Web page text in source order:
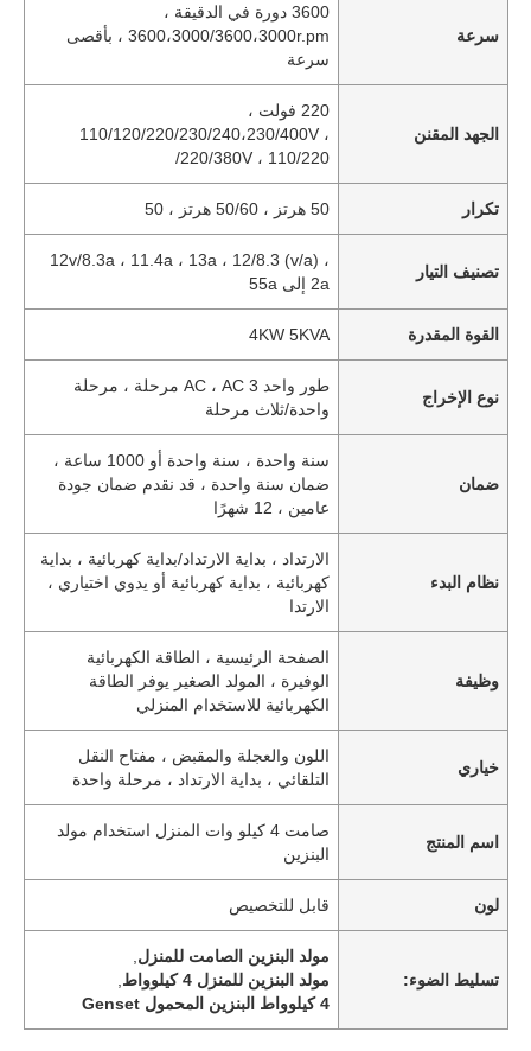
سرعة
3600 دورة في الدقيقة ،
3600،3000/3600،3000r.pm ، بأقصى
سرعة
الجهد المقنن
220 فولت ،
110/120/220/230/240،230/400V ،
220/380V ، 110/220/
تكرار 50 هرتز ، 50/60 هرتز ، 50
تصنيف التيار
12v/8.3a ، 11.4a ، 13a ، 12/8.3 (v/a) ،
2a إلى 55a
القوة المقدرة 4KW 5KVA
نوع الإخراج
طور واحد AC ، AC 3 مرحلة ، مرحلة
واحدة/ثلاث مرحلة
ضمان
سنة واحدة ، سنة واحدة أو 1000 ساعة ،
ضمان سنة واحدة ، قد نقدم ضمان جودة
عامين ، 12 شهرًا
نظام البدء
الارتداد ، بداية الارتداد/بداية كهربائية ، بداية
كهربائية ، بداية كهربائية أو يدوي اختياري ،
الارتدا
وظيفة
الصفحة الرئيسية ، الطاقة الكهربائية
الوفيرة ، المولد الصغير يوفر الطاقة
الكهربائية للاستخدام المنزلي
خياري
اللون والعجلة والمقبض ، مفتاح النقل
التلقائي ، بداية الارتداد ، مرحلة واحدة
اسم المنتج
صامت 4 كيلو وات المنزل استخدام مولد
البنزين
لون قابل للتخصيص
تسليط الضوء:
مولد البنزين الصامت للمنزل
مولد البنزين للمنزل 4 كيلوواط
4 كيلوواط البنزين المحمول Genset